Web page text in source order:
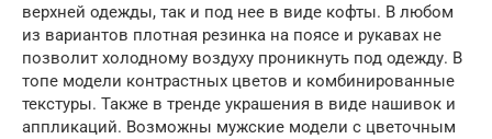
верхней одежды, так и под нее в виде кофты. В любом
из вариантов плотная резинка на поясе и рукавах не
позволит холодному воздуху проникнуть под одежду. В
топе модели контрастных цветов и комбинированные
текстуры. Также в тренде украшения в виде нашивок и
аппликаций. Возможны мужские модели с цветочным